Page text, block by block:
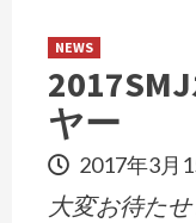
NEWS
ヤー
2017年3月
大変お待た